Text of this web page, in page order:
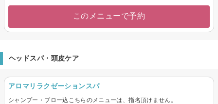
このメニューで予約
ヘッドスパ・頭皮ケア
アロマリラクゼーションスパ
シャンプー・ブロー込こちらのメニューは、指名頂けません。